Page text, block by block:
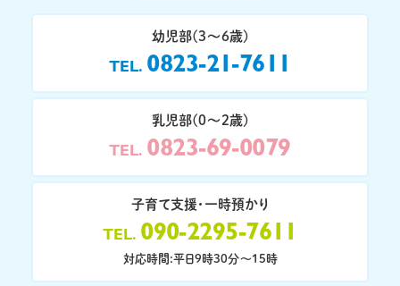
幼児部(3〜6歳)
TEL 0823-21-7611
乳児部(0〜2歳)
TEL 0823-69-0079
子育て支援・一時預かり
TEL 090-2295-7611
対応時間:平日9時30分〜15時